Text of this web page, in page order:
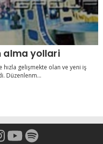
alma yollari
hızla gelişmekte olan ve yeni iş
Düzenlenm...